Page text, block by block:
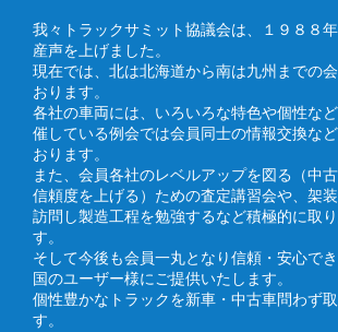
我々トラックサミット協議会は、１９８８
産声を上げました。
現在では、北は北海道から南は九州までの
おります。
各社の車両には、いろいろな特色や個性な
催している例会では会員同士の情報交換な
おります。
また、会員各社のレベルアップを図る（中
信頼度を上げる）ための査定講習会や、架
訪問し製造工程を勉強するなど積極的に取
す。
そして今後も会員一丸となり信頼・安心で
国のユーザー様にご提供いたします。
個性豊かなトラックを新車・中古車問わず
す。